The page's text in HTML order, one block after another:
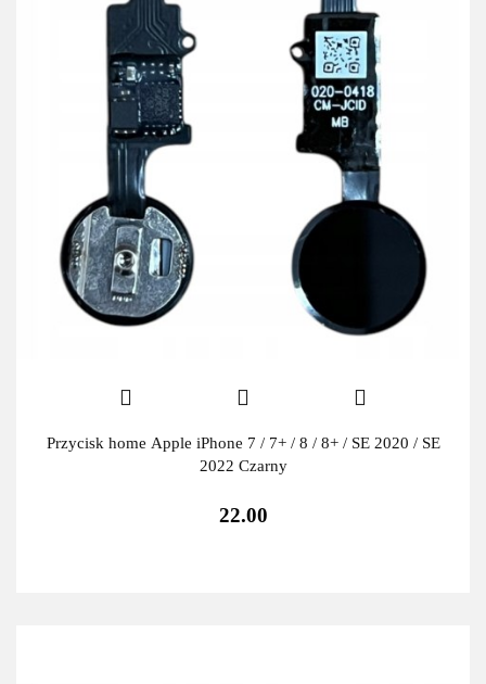
Przycisk home Apple iPhone 7 / 7+ / 8 / 8+ / SE 2020 / SE
2022 Czarny
22.00